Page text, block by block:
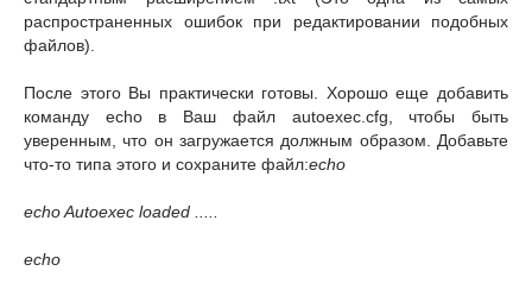
распространенных ошибок при редактировании подобных
файлов).
После этого Вы практически готовы. Хорошо еще добавить
команду echo в Ваш файл autoexec.cfg, чтобы быть
уверенным, что он загружается должным образом. Добавьте
что-то типа этого и сохраните файл:echo
echo Autoexec loaded .....
echo